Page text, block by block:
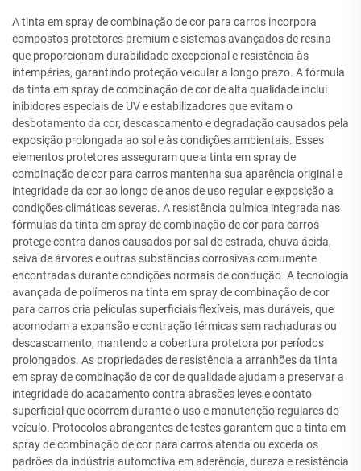
A tinta em spray de combinação de cor para carros incorpora
compostos protetores premium e sistemas avançados de resina
que proporcionam durabilidade excepcional e resistência às
intempéries, garantindo proteção veicular a longo prazo. A fórmula
da tinta em spray de combinação de cor de alta qualidade inclui
inibidores especiais de UV e estabilizadores que evitam o
desbotamento da cor, descascamento e degradação causados pela
exposição prolongada ao sol e às condições ambientais. Esses
elementos protetores asseguram que a tinta em spray de
combinação de cor para carros mantenha sua aparência original e
integridade da cor ao longo de anos de uso regular e exposição a
condições climáticas severas. A resistência química integrada nas
fórmulas da tinta em spray de combinação de cor para carros
protege contra danos causados por sal de estrada, chuva ácida,
seiva de árvores e outras substâncias corrosivas comumente
encontradas durante condições normais de condução. A tecnologia
avançada de polímeros na tinta em spray de combinação de cor
para carros cria películas superficiais flexíveis, mas duráveis, que
acomodam a expansão e contração térmicas sem rachaduras ou
descascamento, mantendo a cobertura protetora por períodos
prolongados. As propriedades de resistência a arranhões da tinta
em spray de combinação de cor de qualidade ajudam a preservar a
integridade do acabamento contra abrasões leves e contato
superficial que ocorrem durante o uso e manutenção regulares do
veículo. Protocolos abrangentes de testes garantem que a tinta em
spray de combinação de cor para carros atenda ou exceda os
padrões da indústria automotiva em aderência, dureza e resistência